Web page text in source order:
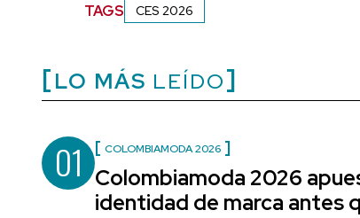
TAGS CES 2026
LO MÁS LEÍDO
01 COLOMBIAMODA 2026
Colombiamoda 2026
identidad de marca antes